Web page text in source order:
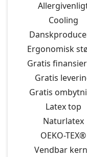
Cooling
Ergonomisk
Gratis
Gratis
Gratis
Latex top
Naturlatex
OEKO-TEX®
Vendbar